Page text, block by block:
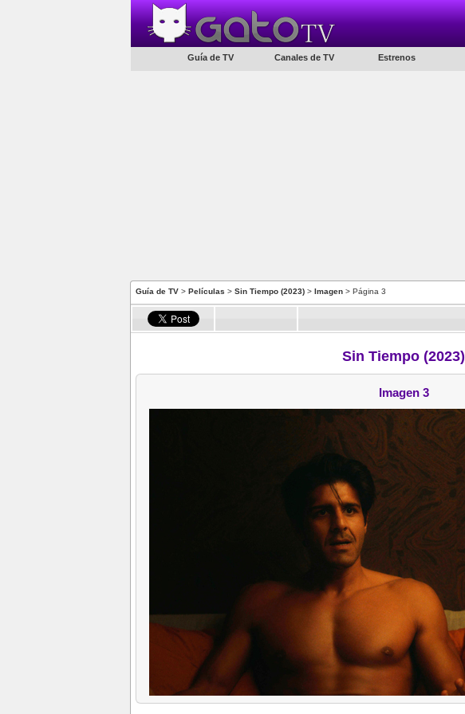
Guía de TV Canales de TV Estrenos
Guía de TV > Películas > Sin Tiempo (2023) > Imagen > Página 3
Sin Tiempo (2023)
Imagen 3